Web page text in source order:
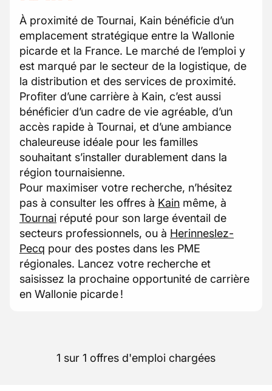
À proximité de Tournai, Kain bénéficie d’un
emplacement stratégique entre la Wallonie
picarde et la France. Le marché de l’emploi y
est marqué par le secteur de la logistique, de
la distribution et des services de proximité.
Profiter d’une carrière à Kain, c’est aussi
bénéficier d’un cadre de vie agréable, d’un
accès rapide à Tournai, et d’une ambiance
chaleureuse idéale pour les familles
souhaitant s’installer durablement dans la
région tournaisienne.
Pour maximiser votre recherche, n’hésitez
pas à consulter les offres à Kain même, à
Tournai réputé pour son large éventail de
secteurs professionnels, ou à Herinneslez-
Pecq pour des postes dans les PME
régionales. Lancez votre recherche et
saisissez la prochaine opportunité de carrière
en Wallonie picarde !
1 sur 1 offres d'emploi chargées